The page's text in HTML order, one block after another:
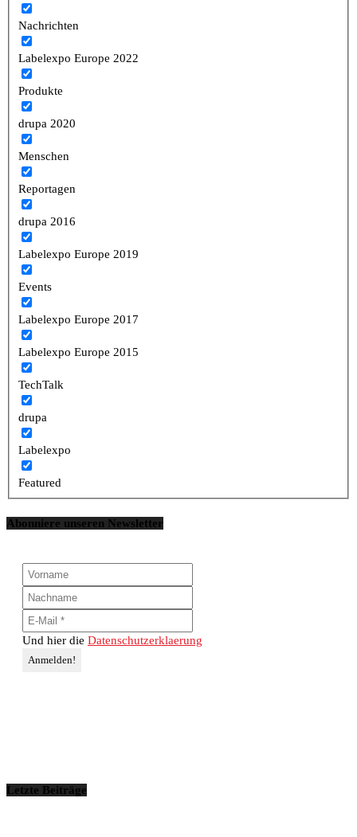
Nachrichten
Labelexpo Europe 2022
Produkte
drupa 2020
Menschen
Reportagen
drupa 2016
Labelexpo Europe 2019
Events
Labelexpo Europe 2017
Labelexpo Europe 2015
TechTalk
drupa
Labelexpo
Featured
Abonniere unseren Newsletter
Und hier die Datenschutzerklaerung
Letzte Beiträge